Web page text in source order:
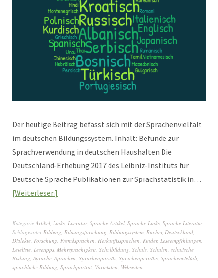
Der heutige Beitrag befasst sich mit der Sprachenvielfalt
im deutschen Bildungssystem. Inhalt: Befunde zur
Sprachverwendung in deutschen Haushalten Die
Deutschland-Erhebung 2017 des Leibniz-Instituts für
Deutsche Sprache Publikationen zur Sprachstatistik in…
Weiterlesen
Kategorie Artikel Links Literatur, Sprache-Artikel Sprache-Links Sprache-Literatur
Schlagwörter Bildung Bildungsforschung Bildungssystem Bücher, Deutschland
Dialekte Forschung Fremdsprachen Herkunftssprachen Kinder, Leseempfehlungen
Leseliste Lesetipps Mehrsprachigkeit Schulbildung Schule Schulen schulische
Bildung Sprache Sprachen Sprachenporträt Sprachenporträts Sprachenvielfalt
sprachliche Bildung Sprachporträt Varietäten Webseiten